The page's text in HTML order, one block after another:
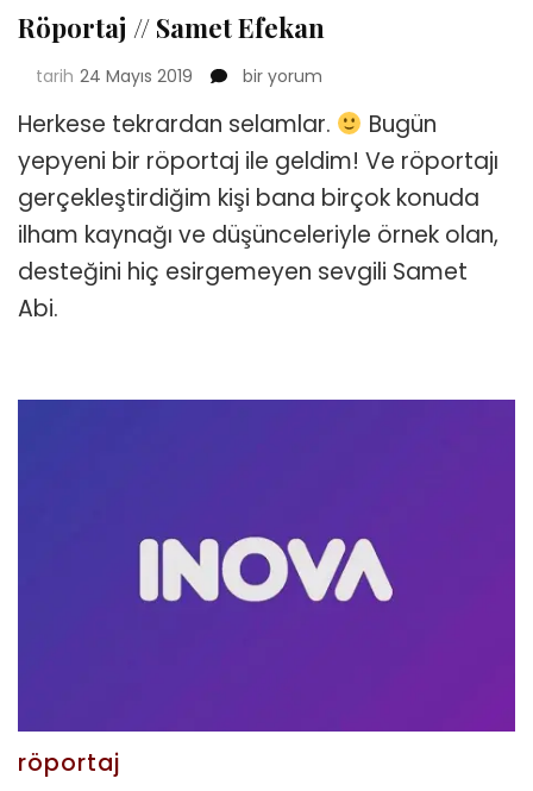
Röportaj // Samet Efekan
tarih 24 Mayıs 2019
Röportaj
Samet
Efekan
için
bir yorum
Herkese tekrardan selamlar.
Bugün
yepyeni bir röportaj ile geldim! Ve röportajı
gerçekleştirdiğim kişi bana birçok konuda
ilham kaynağı ve düşünceleriyle örnek olan,
desteğini hiç esirgemeyen sevgili Samet
Abi.
röportaj